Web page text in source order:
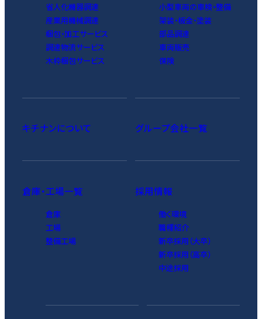
省人化機器調達
産業用機械調達
梱包・加工サービス
調達物流サービス
木枠梱包サービス
小型車両の車検・整備
架装・板金・塗装
部品調達
車両販売
保険
キチナンについて
倉庫・工場一覧
倉庫
工場
整備工場
グループ会社一覧
採用情報
働く環境
職種紹介
新卒採用（大卒）
新卒採用（高卒）
中途採用